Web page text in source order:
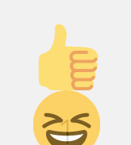
Палец
вверх!
1
Дикий
смех!